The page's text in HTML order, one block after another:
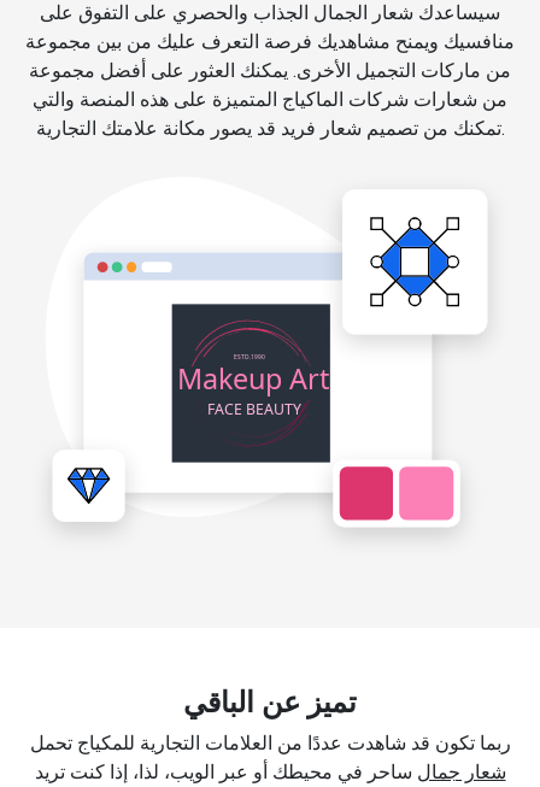
سيساعدك شعار الجمال الجذاب والحصري على التفوق على
منافسيك ويمنح مشاهديك فرصة التعرف عليك من بين مجموعة
من ماركات التجميل الأخرى. يمكنك العثور على أفضل مجموعة
من شعارات شركات الماكياج المتميزة على هذه المنصة والتي
تمكنك من تصميم شعار فريد قد يصور مكانة علامتك التجارية.
تميز عن الباقي
ربما تكون قد شاهدت عددًا من العلامات التجارية للمكياج تحمل
شعار جمال ساحر في محيطك أو عبر الويب، لذا، إذا كنت تريد